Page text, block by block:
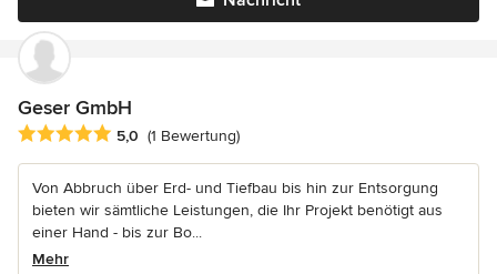
Geser GmbH
Durchschnittliche Bewertung: 5 von 5 Sternen
5,0 (1 Bewertung)
Von Abbruch über Erd- und Tiefbau bis hin zur Entsorgung
bieten wir sämtliche Leistungen, die Ihr Projekt benötigt aus
einer Hand - bis zur Bo...
Mehr